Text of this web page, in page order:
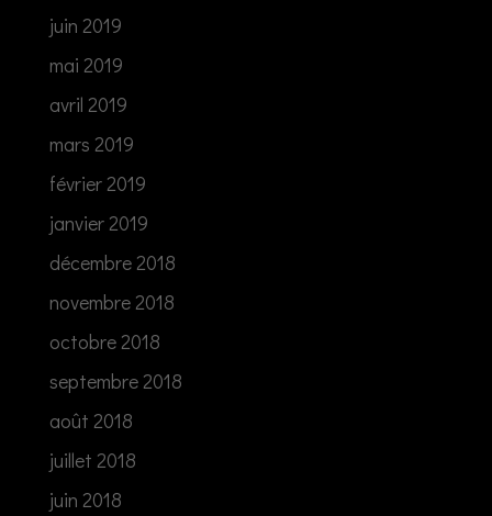
juin 2019
mai 2019
avril 2019
mars 2019
février 2019
janvier 2019
décembre 2018
novembre 2018
octobre 2018
septembre 2018
août 2018
juillet 2018
juin 2018